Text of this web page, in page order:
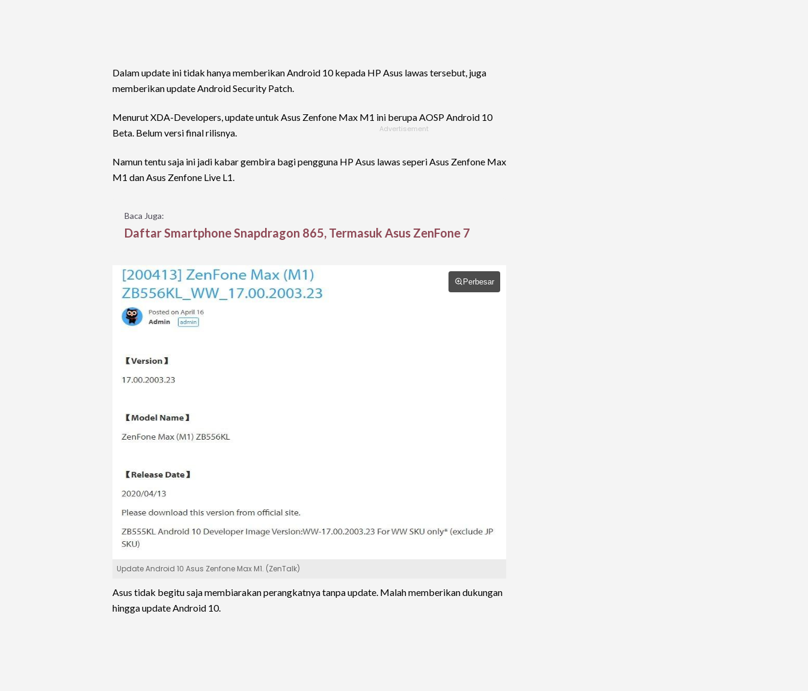
Dalam update ini tidak hanya memberikan Android 10 kepada HP Asus lawas tersebut, juga
memberikan update Android Security Patch.
Menurut XDA-Developers, update untuk Asus Zenfone Max M1 ini berupa AOSP Android 10
Beta. Belum versi final rilisnya.
Namun tentu saja ini jadi kabar gembira bagi pengguna HP Asus lawas seperi Asus Zenfone Max
M1 dan Asus Zenfone Live L1.
Baca Juga:
Daftar Smartphone Snapdragon 865, Termasuk Asus ZenFone 7
Perbesar
Update Android 10 Asus Zenfone Max M1. (ZenTalk)
Asus tidak begitu saja membiarakan perangkatnya tanpa update. Malah memberikan dukungan
hingga update Android 10.